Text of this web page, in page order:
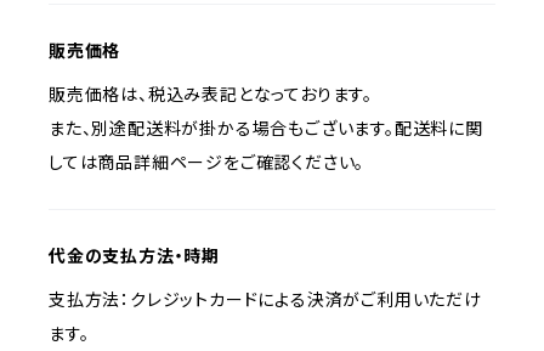
販売価格
販売価格は、税込み表記となっております。
また、別途配送料が掛かる場合もございます。配送料に関
しては商品詳細ページをご確認ください。
代金の支払方法・時期
支払方法：クレジットカードによる決済がご利用いただけ
ます。